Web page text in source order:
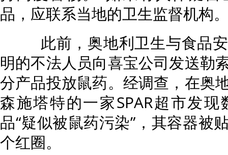
品，应联系当地的卫生监督机构
此前，奥地利卫生与食品
明的不法人员向喜宝公司发送勒
分产品投放鼠药。经调查，在奥
森施塔特的一家SPAR超市发
品“疑似被鼠药污染”，其容器被
个红圈。